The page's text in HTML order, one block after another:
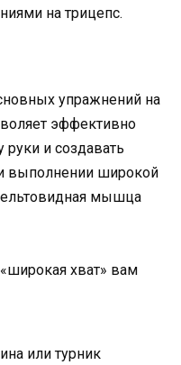
на трицепс.
упражнений на
эффективно
и создавать
выполнении широкой
мышца
хват» вам
или турник